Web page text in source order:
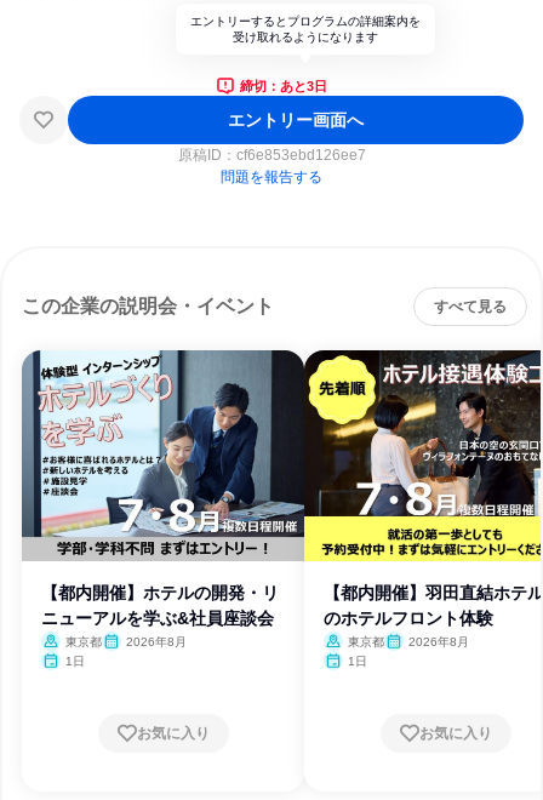
エントリーするとプログラムの詳細案内を
受け取れるようになります
締切：あと3日
エントリー画面へ
原稿ID： cf6e853ebd126ee7
問題を報告する
この企業の説明会・イベント すべて見る
【都内開催】ホテルの開発・リ
ニューアルを学ぶ&社員座談会
東京都
2026年8月
1日
お気に入り
【都内開催】羽田直結ホテ
のホテルフロント体験
東京都
2026年8月
1日
お気に入り